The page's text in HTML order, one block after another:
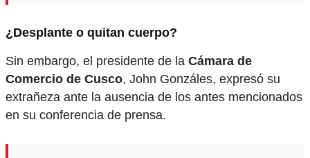
¿Desplante o quitan cuerpo?
Sin embargo, el presidente de la Cámara de
Comercio de Cusco, John Gonzáles, expresó su
extrañeza ante la ausencia de los antes mencionados
en su conferencia de prensa.